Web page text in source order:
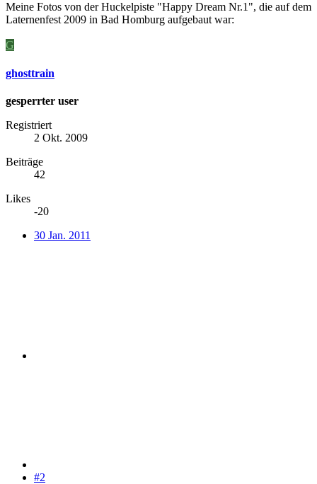
Meine Fotos von der Huckelpiste "Happy Dream Nr.1", die auf dem
Laternenfest 2009 in Bad Homburg aufgebaut war:
G
ghosttrain
gesperrter user
Registriert
2 Okt. 2009
Beiträge
42
Likes
-20
30 Jan. 2011
#2